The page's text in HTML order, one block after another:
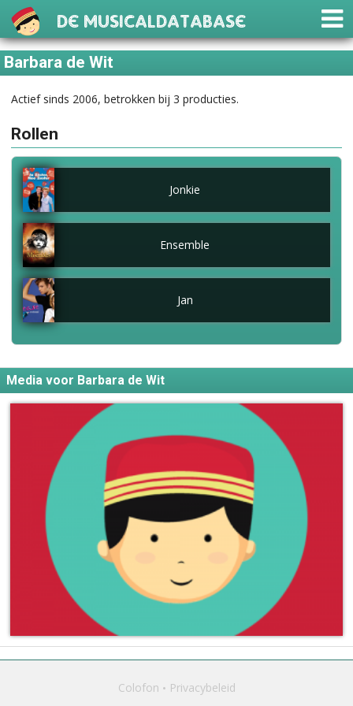
De Musicaldatabase
Barbara de Wit
Actief sinds 2006, betrokken bij 3 producties.
Rollen
Jonkie
Ensemble
Jan
Media voor Barbara de Wit
Colofon Privacybeleid